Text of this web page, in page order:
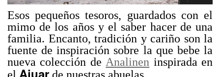
Esos pequeños tesoros, guardados con el
mimo de los años y el saber hacer de una
familia. Encanto, tradición y cariño son la
fuente de inspiración sobre la que bebe la
nueva colección de Analinen inspirada en
Ajuar